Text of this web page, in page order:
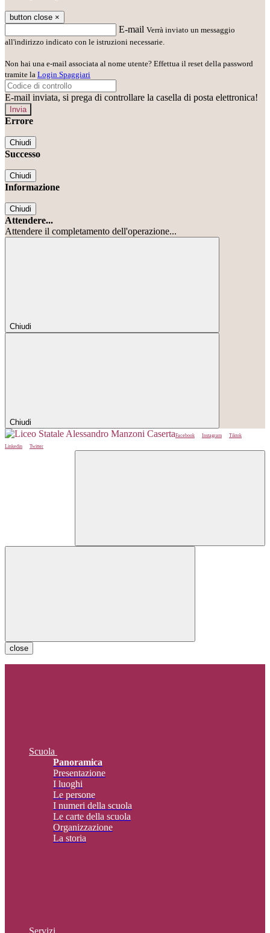
button close ×
E-mail Verrà inviato un messaggio
all'indirizzo indicato con le istruzioni necessarie.
Non hai una e-mail associata al nome utente? Effettua il reset della password
tramite la Login Spaggiari
E-mail inviata, si prega di controllare la casella di posta elettronica!
Errore
Chiudi
Successo
Chiudi
Informazione
Chiudi
Attendere...
Attendere il completamento dell'operazione...
Chiudi
Chiudi
Facebook Instagram
Tiktok
Linkedin
Twitter
close
Scuola
Panoramica
Presentazione
I luoghi
Le persone
I numeri della scuola
Le carte della scuola
Organizzazione
La storia